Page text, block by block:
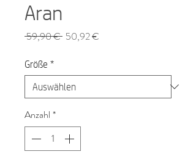
Aran
59,90 € Standardpreis
50,92 €
Größe *
Anzahl *